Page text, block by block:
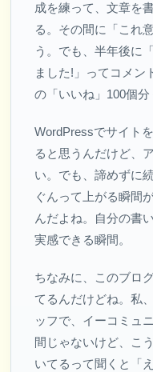
成を練って、文章を
る。その間に「これ
う。でも、半年後に
ました!」ってコメン
の「いいね」100個分
WordPressでサイト
ると思うんだけど、
い。でも、諦めずに
ぐんって上がる瞬間
んだよね。自分の書
実感できる瞬間。
ちなみに、このブロ
てるんだけどね。私
ッフで、イーコミュ
間じゃないけど、こ
いてるって聞くと「